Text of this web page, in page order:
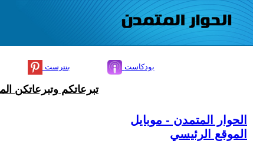
بنترست بودكاست
تبرعاتكم وتبرعاتكن
الحوار المتمدن - موبايل
الموقع الرئيسي